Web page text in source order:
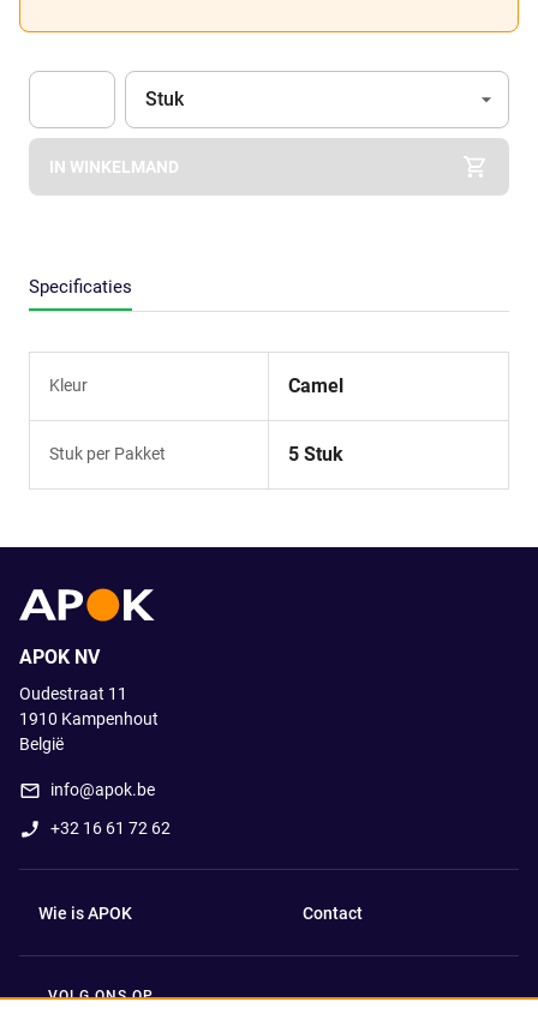
Apok.Product.Detail.AddToCart.Quantity (Optioneel)
Eenheid
Stuk
IN WINKELMAND
Specificaties
Kleur Camel
Stuk per Pakket 5 Stuk
APOK NV
Oudestraat 11
1910 Kampenhout
België
info@apok.be
+32 16 61 72 62
Wie is APOK Contact
VOLG ONS OP